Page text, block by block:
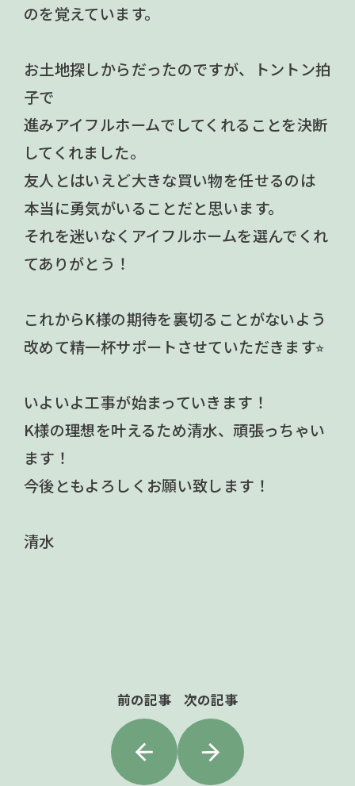
のを覚えています。
お土地探しからだったのですが、トントン拍
子で
進みアイフルホームでしてくれることを決断
してくれました。
友人とはいえど大きな買い物を任せるのは
本当に勇気がいることだと思います。
それを迷いなくアイフルホームを選んでくれ
てありがとう！
これからK様の期待を裏切ることがないよう
改めて精一杯サポートさせていただきます⭐︎
いよいよ工事が始まっていきます！
K様の理想を叶えるため清水、頑張っちゃい
ます！
今後ともよろしくお願い致します！
清水
前の記事 次の記事